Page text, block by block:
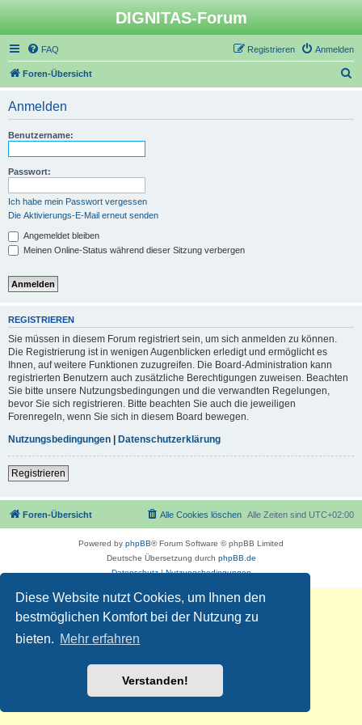
Diese Website nutzt Cookies, um Ihnen den
bestmöglichen Komfort bei der Nutzung zu
bieten. Mehr erfahren
Verstanden!
DIGNITAS-Forum
FAQ Anmelden
Registrieren
Foren-Übersicht
Anmelden
Benutzername:
Passwort:
Ich habe mein Passwort vergessen
Die Aktivierungs-E-Mail erneut senden
Angemeldet bleiben
Meinen Online-Status während dieser Sitzung verbergen
REGISTRIEREN
Sie müssen in diesem Forum registriert sein, um sich anmelden zu können.
Die Registrierung ist in wenigen Augenblicken erledigt und ermöglicht es
Ihnen, auf weitere Funktionen zuzugreifen. Die Board-Administration kann
registrierten Benutzern auch zusätzliche Berechtigungen zuweisen. Beachten
Sie bitte unsere Nutzungsbedingungen und die verwandten Regelungen,
bevor Sie sich registrieren. Bitte beachten Sie auch die jeweiligen
Forenregeln, wenn Sie sich in diesem Board bewegen.
Nutzungsbedingungen | Datenschutzerklärung
Registrieren
Foren-Übersicht Alle Zeiten sind UTC+02:00
Alle Cookies löschen
Powered by phpBB® Forum Software © phpBB Limited
Deutsche Übersetzung durch phpBB.de
Datenschutz|Nutzungsbedingungen